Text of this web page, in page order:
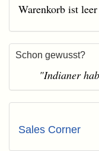
Warenkorb ist leer
Schon gewusst?
"Indianer
Sales Corner